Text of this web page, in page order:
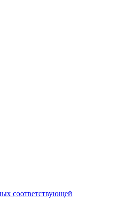
соответствующей